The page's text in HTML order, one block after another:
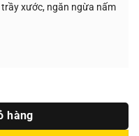
xước, ngăn ngừa nấm
hàng